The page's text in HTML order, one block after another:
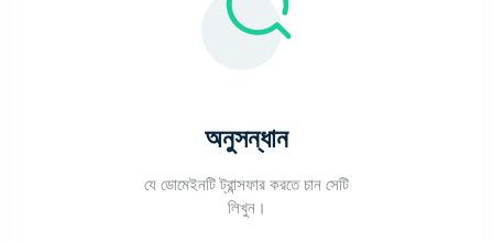
অনুসন্ধান
যে ডোমেইনটি ট্রান্সফার করতে চান সেটি
লিখুন।